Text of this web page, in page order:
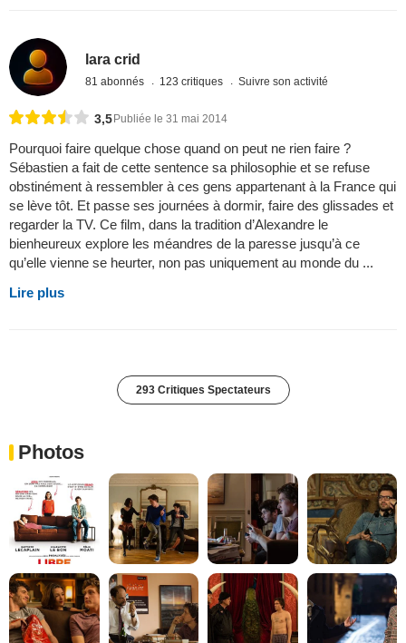
lara crid
81 abonnés 123 critiques Suivre son activité
3,5 Publiée le 31 mai 2014
Pourquoi faire quelque chose quand on peut ne rien faire ?
Sébastien a fait de cette sentence sa philosophie et se refuse
obstinément à ressembler à ces gens appartenant à la France qui
se lève tôt. Et passe ses journées à dormir, faire des glissades et
regarder la TV. Ce film, dans la tradition d’Alexandre le
bienheureux explore les méandres de la paresse jusqu’à ce
qu’elle vienne se heurter, non pas uniquement au monde du ...
Lire plus
293 Critiques Spectateurs
Photos